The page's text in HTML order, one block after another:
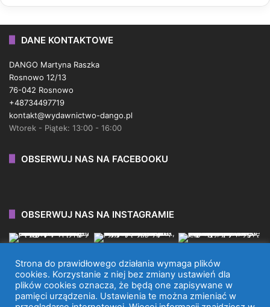
DANE KONTAKTOWE
DANGO Martyna Raszka
Rosnowo 12/13
76-042 Rosnowo
+48734497719
kontakt@wydawnictwo-dango.pl
Wtorek - Piątek: 13:00 - 16:00
OBSERWUJ NAS NA FACEBOOKU
OBSERWUJ NAS NA INSTAGRAMIE
WYDAWNICTWO DANGO 2026 © WSZYSTKIE PRAWA
Strona do prawidłowego działania wymaga plików
cookies. Korzystanie z niej bez zmiany ustawień dla
plików cookies oznacza, że będą one zapisywane w
pamięci urządzenia. Ustawienia te można zmieniać w